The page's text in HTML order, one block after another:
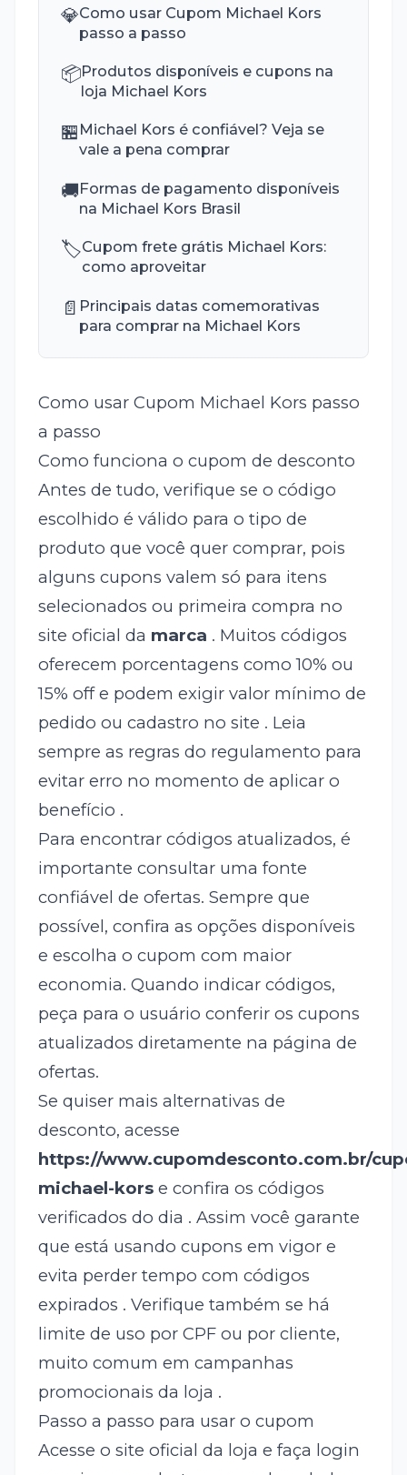
💎Como usar Cupom Michael Kors
passo a passo
📦Produtos disponíveis e cupons na
loja Michael Kors
🏪 Michael Kors é confiável? Veja se
vale a pena comprar
🚚Formas de pagamento disponíveis
na Michael Kors Brasil
🏷️Cupom frete grátis Michael Kors:
como aproveitar
📄 Principais datas comemorativas
para comprar na Michael Kors
Como usar Cupom Michael Kors passo
a passo
Como funciona o cupom de desconto
Antes de tudo, verifique se o código
escolhido é válido para o tipo de
produto que você quer comprar, pois
alguns cupons valem só para itens
selecionados ou primeira compra no
site oficial da marca . Muitos códigos
oferecem porcentagens como 10% ou
15% off e podem exigir valor mínimo de
pedido ou cadastro no site . Leia
sempre as regras do regulamento para
evitar erro no momento de aplicar o
benefício .
Para encontrar códigos atualizados, é
importante consultar uma fonte
confiável de ofertas. Sempre que
possível, confira as opções disponíveis
e escolha o cupom com maior
economia. Quando indicar códigos,
peça para o usuário conferir os cupons
atualizados diretamente na página de
ofertas.
Se quiser mais alternativas de
desconto, acesse
https://www.cupomdesconto.com.br/
michael-korse confira os códigos
verificados do dia . Assim você garante
que está usando cupons em vigor e
evita perder tempo com códigos
expirados . Verifique também se há
limite de uso por CPF ou por cliente,
muito comum em campanhas
promocionais da loja .
Passo a passo para usar o cupom
Acesse o site oficial da loja e faça login